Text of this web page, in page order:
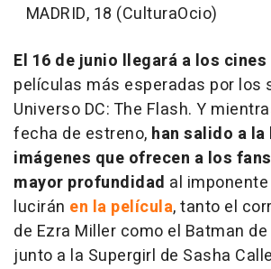
MADRID, 18 (CulturaOcio)
El 16 de junio llegará a los cines
películas más esperadas por los
Universo DC: The Flash. Y
fecha de estreno, han salido a la
imágenes que ofrecen a los
mayor profundidad al
lucirán en la película, tanto el
de Ezra Miller como el Batman
junto a la Supergirl de Sasha